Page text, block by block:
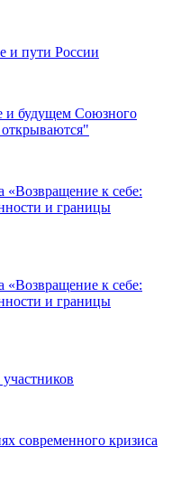
и пути России
и будущем Союзного
«Возвращение к себе:
и границы
«Возвращение к себе:
и границы
современного кризиса